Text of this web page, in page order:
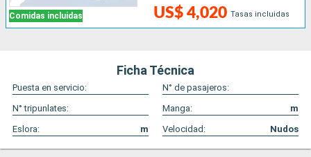
Comidas incluidas US$ 4,020 Tasas incluidas
Ficha Técnica
Puesta en servicio:
N° de pasajeros:
N° tripunlates:
Manga:
m
Eslora:
m Velocidad: Nudos